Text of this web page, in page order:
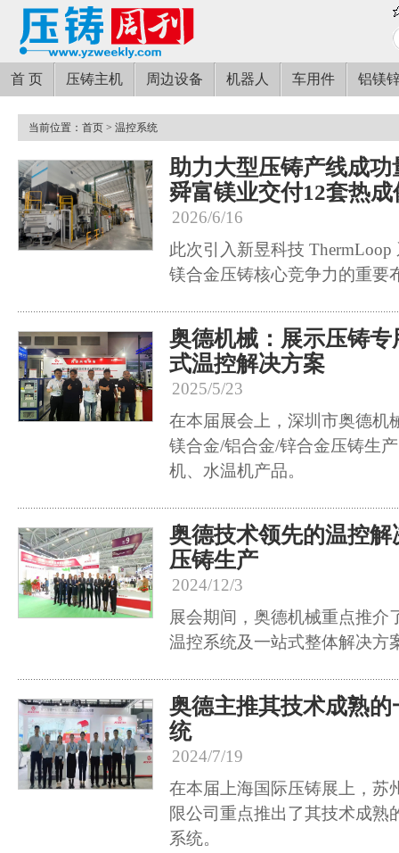
首 页 压铸主机 周边设备 机器人 车用件 铝镁
当前位置： 首页 > 温控系统
助力大型压铸产线成
舜富镁业交付12套热
2026/6/16
此次引入新昱科技
镁合金压铸核心竞争力的重要
奥德机械：展示压铸
式温控解决方案
2025/5/23
在本届展会上，深圳市奥德机
镁合金/铝合金/锌合金压铸生
机、水温机产品。
奥德技术领先的温控
压铸生产
2024/12/3
展会期间，奥德机械重点推介
温控系统及一站式整体解决方
奥德主推其技术成熟
统
2024/7/19
在本届上海国际压铸展上，苏
限公司重点推出了其技术成熟
系统。